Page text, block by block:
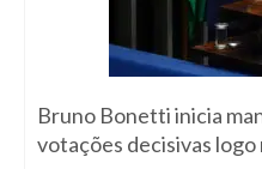
Bruno Bonetti inicia
votações decisivas logo